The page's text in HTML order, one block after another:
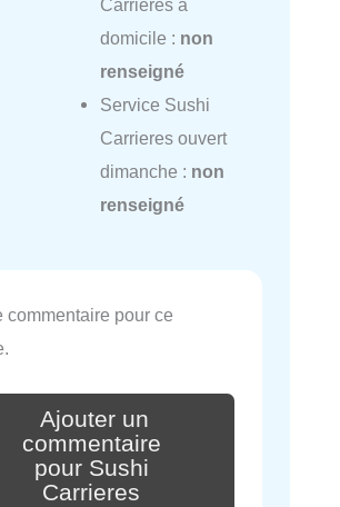
domicile : non
renseigné
Service Sushi
Carrieres ouvert
dimanche : non
renseigné
commentaire pour ce
Ajouter un
commentaire
pour Sushi
Carrieres